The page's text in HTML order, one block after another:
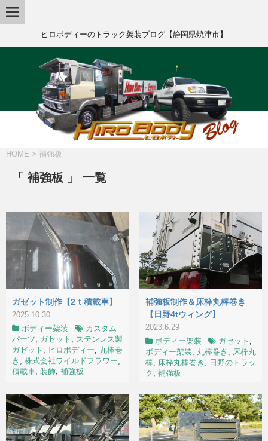
ヒロボディーのトラック架装ブログ【静岡県焼津市】
HOME > 補強板
「 補強板 」 一覧
ガゼット制作【2ｔ積載車】
2025.10.30
ボディー架装
カスタム
パーツ
ガセット
ステンレス製
ガゼット
ヒロボディー
丸棒巻
き
株式会社ワイルドフラワー
積載車 装飾 補強板
補強板制作＆床枠丸棒巻き
【日野4tウィング】
2023.6.29
ボディー架装
ガセット
ボディー架装
丸棒巻き
床枠丸
棒, 床枠丸棒巻き
日野のトラッ
ク
補強板